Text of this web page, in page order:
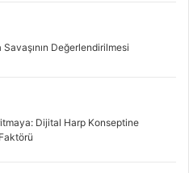
Değerlendirilmesi
Dijital Harp Konseptine